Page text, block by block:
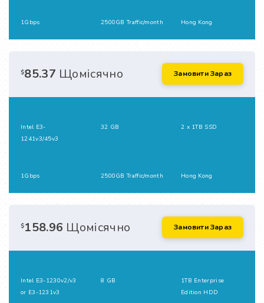
1Gbps 2500GB Traffic/month Hong Kong
$85.37 Щомісячно Замовити Зараз
Intel E3-
1241v3/45v3
32 GB 2 x 1TB SSD
1Gbps 2500GB Traffic/month Hong Kong
$158.96 Щомісячно Замовити Зараз
Intel E3-1230v2/v3
or E3-1231v3
8 GB
1TB Enterprise
Edition HDD